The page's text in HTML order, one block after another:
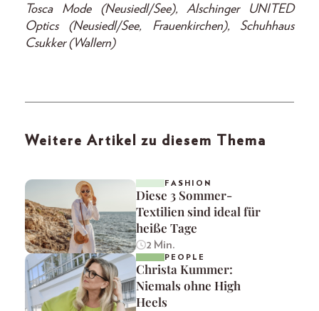
Tosca Mode (Neusiedl/See), Alschinger UNITED
Optics (Neusiedl/See, Frauenkirchen), Schuhhaus
Csukker (Wallern)
Weitere Artikel zu diesem Thema
FASHION
Diese 3 Sommer-
Textilien sind ideal für
heiße Tage
2 Min.
PEOPLE
Christa Kummer:
Niemals ohne High
Heels